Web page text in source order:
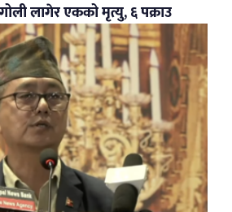
लागेर एकको मृत्यु, ६ पक्राउ